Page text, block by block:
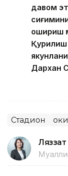
давом
ошириш
Қурилиш
Дархан
Стадион